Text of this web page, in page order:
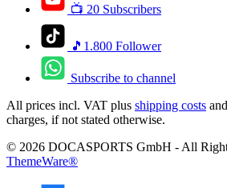
📺 20 Subscribers
🎵1.800 Follower
Subscribe to channel
All prices incl. VAT plus shipping costs
charges, if not stated otherwise.
© 2026 DOCASPORTS GmbH - All
ThemeWare®